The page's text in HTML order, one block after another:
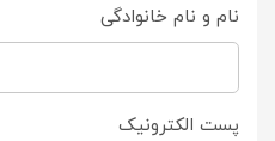
نام و نام خانوادگی
پست الکترونیک